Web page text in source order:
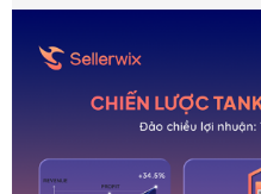
điểm thực sự, chi phí thực tế
có thể đạt được, cũng như
bán không chia sẻ — để từ đó
tảng phù hợp cho việc kinh